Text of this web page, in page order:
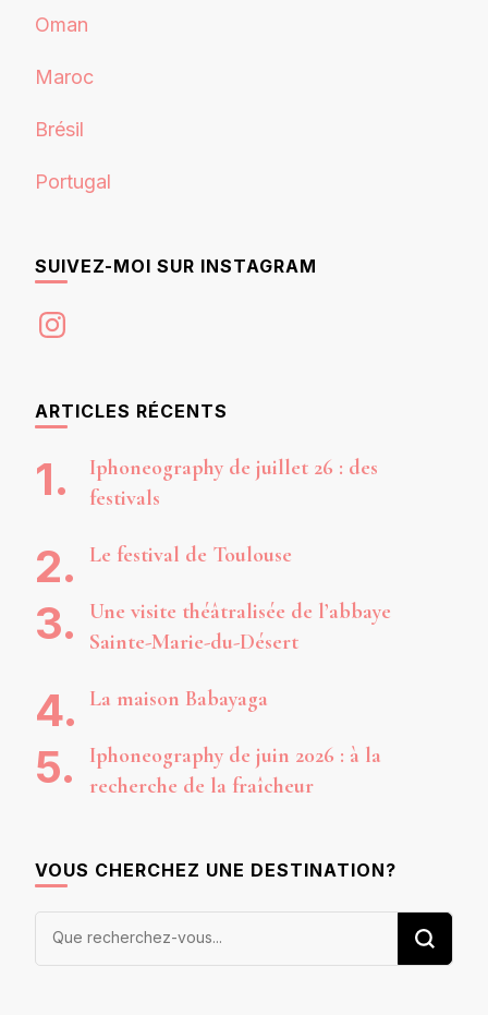
Oman
Maroc
Brésil
Portugal
SUIVEZ-MOI SUR INSTAGRAM
Instagram
ARTICLES RÉCENTS
Iphoneography de juillet 26 : des
festivals
Le festival de Toulouse
Une visite théâtralisée de l’abbaye
Sainte-Marie-du-Désert
La maison Babayaga
Iphoneography de juin 2026 : à la
recherche de la fraîcheur
VOUS CHERCHEZ UNE DESTINATION?
Vous